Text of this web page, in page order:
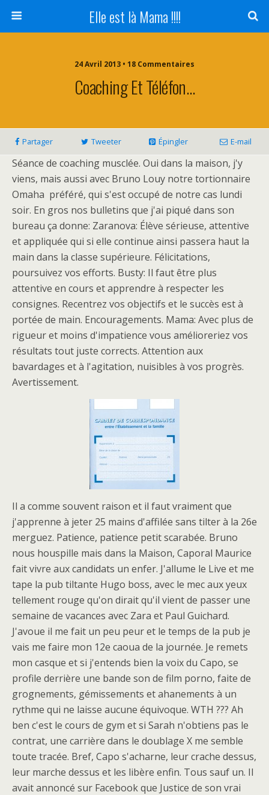
Elle est là Mama !!!!
24 Avril 2013 • 18 Commentaires
Coaching Et Téléfon…
Partager Tweeter Épingler E-mail
Séance de coaching musclée. Oui dans la maison, j'y
viens, mais aussi avec Bruno Louy notre tortionnaire
Omaha préféré, qui s'est occupé de notre cas lundi
soir. En gros nos bulletins que j'ai piqué dans son
bureau ça donne: Zaranova: Élève sérieuse, attentive
et appliquée qui si elle continue ainsi passera haut la
main dans la classe supérieure. Félicitations,
poursuivez vos efforts. Busty: Il faut être plus
attentive en cours et apprendre à respecter les
consignes. Recentrez vos objectifs et le succès est à
portée de main. Encouragements. Mama: Avec plus de
rigueur et moins d'impatience vous amélioreriez vos
résultats tout juste corrects. Attention aux
bavardages et à l'agitation, nuisibles à vos progrès.
Avertissement.
Il a comme souvent raison et il faut vraiment que
j'apprenne à jeter 25 mains d'affilée sans tilter à la 26e
merguez. Patience, patience petit scarabée. Bruno
nous houspille mais dans la Maison, Caporal Maurice
fait vivre aux candidats un enfer. J'allume le Live et me
tape la pub tiltante Hugo boss, avec le mec aux yeux
tellement rouge qu'on dirait qu'il vient de passer une
semaine de vacances avec Zara et Paul Guichard.
J'avoue il me fait un peu peur et le temps de la pub je
vais me faire mon 12e caoua de la journée. Je remets
mon casque et si j'entends bien la voix du Capo, se
profile derrière une bande son de film porno, faite de
grognements, gémissements et ahanements à un
rythme qui ne laisse aucune équivoque. WTH ??? Ah
ben c'est le cours de gym et si Sarah n'obtiens pas le
contrat, une carrière dans le doublage X me semble
toute tracée. Bref, Capo s'acharne, leur crache dessus,
leur marche dessus et les libère enfin. Tous sauf un. Il
avait annoncé sur Facebook que Justice de son vrai